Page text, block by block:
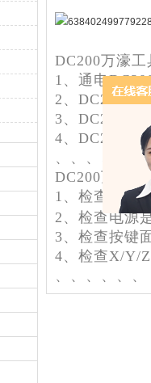
DC200万濠工
1、通电
2、DC200数
3、DC200数
4、DC200数
、、、、、、
DC200万濠工
1、检查电源
2、检查电源
3、检查按键
4、检查X/Y/
、、、、、、